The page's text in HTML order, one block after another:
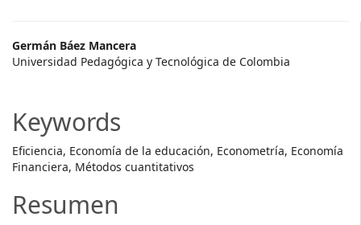
Main
Article
Germán Báez Mancera
Universidad Pedagógica y Tecnológica de Colombia
Keywords
Eficiencia, Economía de la educación, Econometría, Economía
Financiera, Métodos cuantitativos
Resumen